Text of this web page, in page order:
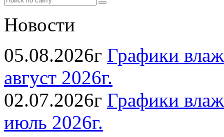
Новости
05.08.2026г Графики
август 2026г.
02.07.2026г Графики
июль 2026г.